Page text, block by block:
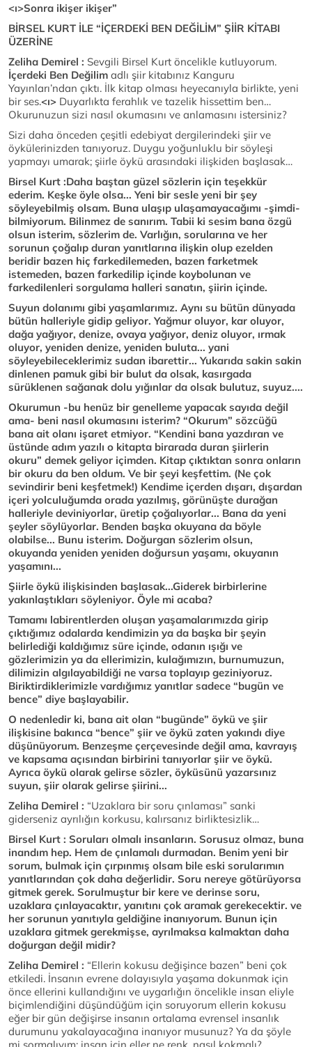
<ı>Sonra ikişer ikişer”
BİRSEL KURT İLE “İÇERDEKİ BEN DEĞİLİM” ŞİİR KİTABI
ÜZERİNE
Zeliha Demirel : Sevgili Birsel Kurt öncelikle kutluyorum.
İçerdeki Ben Değilim adlı şiir kitabınız Kanguru
Yayınları’ndan çıktı. İlk kitap olması heyecanıyla birlikte, yeni
bir ses.<ı> Duyarlıkta ferahlık ve tazelik hissettim ben…
Okurunuzun sizi nasıl okumasını ve anlamasını istersiniz?
Sizi daha önceden çeşitli edebiyat dergilerindeki şiir ve
öykülerinizden tanıyoruz. Duygu yoğunluklu bir söyleşi
yapmayı umarak; şiirle öykü arasındaki ilişkiden başlasak…
Birsel Kurt :Daha baştan güzel sözlerin için teşekkür
ederim. Keşke öyle olsa... Yeni bir sesle yeni bir şey
söyleyebilmiş olsam. Buna ulaşıp ulaşamayacağımı -şimdi-
bilmiyorum. Bilinmez de sanırım. Tabii ki sesim bana özgü
olsun isterim, sözlerim de. Varlığın, sorularına ve her
sorunun çoğalıp duran yanıtlarına ilişkin olup ezelden
beridir bazen hiç farkedilemeden, bazen farketmek
istemeden, bazen farkedilip içinde koybolunan ve
farkedilenleri sorgulama halleri sanatın, şiirin içinde.
Suyun dolanımı gibi yaşamlarımız. Aynı su bütün dünyada
bütün halleriyle gidip geliyor. Yağmur oluyor, kar oluyor,
dağa yağıyor, denize, ovaya yağıyor, deniz oluyor, ırmak
oluyor, yeniden denize, yeniden buluta... yani
söyleyebileceklerimiz sudan ibarettir... Yukarıda sakin sakin
dinlenen pamuk gibi bir bulut da olsak, kasırgada
sürüklenen sağanak dolu yığınlar da olsak bulutuz, suyuz....
Okurumun -bu henüz bir genelleme yapacak sayıda değil
ama- beni nasıl okumasını isterim? “Okurum” sözcüğü
bana ait olanı işaret etmiyor. “Kendini bana yazdıran ve
üstünde adım yazılı o kitapta birarada duran şiirlerin
okuru” demek geliyor içimden. Kitap çıktıktan sonra onların
bir okuru da ben oldum. Ve bir şeyi keşfettim. (Ne çok
sevindirir beni keşfetmek!) Kendime içerden dışarı, dışardan
içeri yolculuğumda orada yazılmış, görünüşte durağan
halleriyle deviniyorlar, üretip çoğalıyorlar... Bana da yeni
şeyler söylüyorlar. Benden başka okuyana da böyle
olabilse... Bunu isterim. Doğurgan sözlerim olsun,
okuyanda yeniden yeniden doğursun yaşamı, okuyanın
yaşamını...
Şiirle öykü ilişkisinden başlasak...Giderek birbirlerine
yakınlaştıkları söyleniyor. Öyle mi acaba?
Tamamı labirentlerden oluşan yaşamalarımızda girip
çıktığımız odalarda kendimizin ya da başka bir şeyin
belirlediği kaldığımız süre içinde, odanın ışığı ve
gözlerimizin ya da ellerimizin, kulağımızın, burnumuzun,
dilimizin algılayabildiği ne varsa toplayıp geziniyoruz.
Biriktirdiklerimizle vardığımız yanıtlar sadece “bugün ve
bence” diye başlayabilir.
O nedenledir ki, bana ait olan “bugünde” öykü ve şiir
ilişkisine bakınca “bence” şiir ve öykü zaten yakındı diye
düşünüyorum. Benzeşme çerçevesinde değil ama, kavrayış
ve kapsama açısından birbirini tanıyorlar şiir ve öykü.
Ayrıca öykü olarak gelirse sözler, öyküsünü yazarsınız
suyun, şiir olarak gelirse şiirini...
Zeliha Demirel : “Uzaklara bir soru çınlaması” sanki
giderseniz ayrılığın korkusu, kalırsanız birliktesizlik…
Birsel Kurt : Soruları olmalı insanların. Sorusuz olmaz, buna
inandım hep. Hem de çınlamalı durmadan. Benim yeni bir
sorum, bulmak için çırpınmış olsam bile eski sorularımın
yanıtlarından çok daha değerlidir. Soru nereye götürüyorsa
gitmek gerek. Sorulmuştur bir kere ve derinse soru,
uzaklara çınlayacaktır, yanıtını çok aramak gerekecektir. ve
her sorunun yanıtıyla geldiğine inanıyorum. Bunun için
uzaklara gitmek gerekmişse, ayrılmaksa kalmaktan daha
doğurgan değil midir?
Zeliha Demirel : “Ellerin kokusu değişince bazen” beni çok
etkiledi. İnsanın evrene dolayısıyla yaşama dokunmak için
önce ellerini kullandığını ve uygarlığın öncelikle insan eliyle
biçimlendiğini düşündüğüm için soruyorum ellerin kokusu
eğer bir gün değişirse insanın ortalama evrensel insanlık
durumunu yakalayacağına inanıyor musunuz? Ya da şöyle